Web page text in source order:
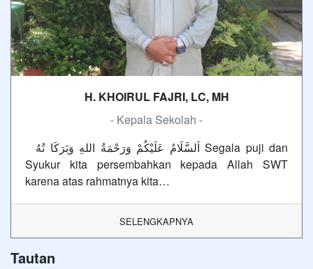
H. KHOIRUL FAJRI, LC, MH
- Kepala Sekolah -
Syukur kita persembahkan kepada Allah SWT
karena atas rahmatnya kita…
SELENGKAPNYA
Tautan